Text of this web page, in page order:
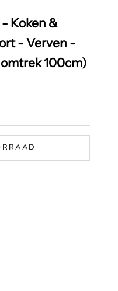
Koken &
- Verven -
100cm)